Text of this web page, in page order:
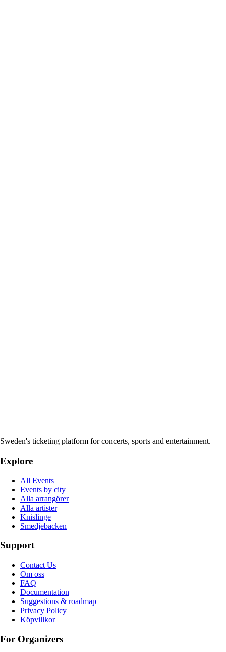
Sweden's ticketing platform for concerts, sports and entertainment.
Explore
All Events
Events by city
Alla arrangörer
Alla artister
Knislinge
Smedjebacken
Support
Contact Us
Om oss
FAQ
Documentation
Suggestions & roadmap
Privacy Policy
Köpvillkor
For Organizers